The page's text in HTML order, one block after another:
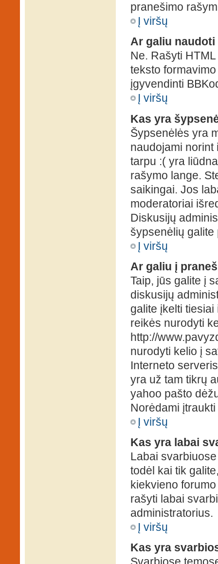
pranešimo
Į viršų
Ar galiu naudoti
Ne. Rašyti
teksto
įgyvendinti
Į viršų
Kas yra
Šypsenėlės yra
naudojami norint
tarpu :( yra
rašymo lange.
saikingai. Jos
moderatoriai
Diskusijų
šypsenėlių galite
Į viršų
Ar galiu į
Taip, jūs galite į
diskusijų
galite įkelti
reikės nurodyti
http://
nurodyti kelio į
Interneto
yra už tam tikrų
yahoo pašto
Norėdami
Į viršų
Kas yra labai
Labai
todėl kai tik
kiekvieno
rašyti labai
administratorius.
Į viršų
Kas yra